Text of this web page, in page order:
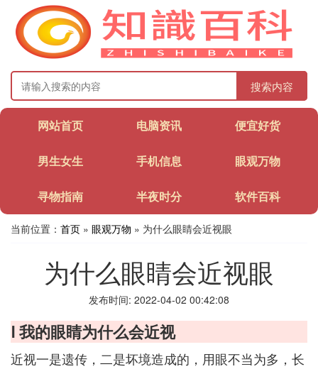
搜索内容
网站首页 电脑资讯 便宜好货
男生女生 手机信息 眼观万物
寻物指南 半夜时分 软件百科
当前位置： 首页 » 眼观万物 » 为什么眼睛会近视眼
为什么眼睛会近视眼
发布时间: 2022-04-02 00:42:08
Ⅰ 我的眼睛为什么会近视
近视一是遗传，二是坏境造成的，用眼不当为多，长